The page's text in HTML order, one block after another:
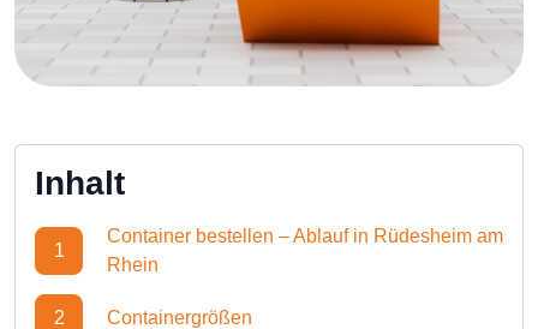
Inhalt
1
Container bestellen – Ablauf in Rüdesheim am
Rhein
2 Containergrößen